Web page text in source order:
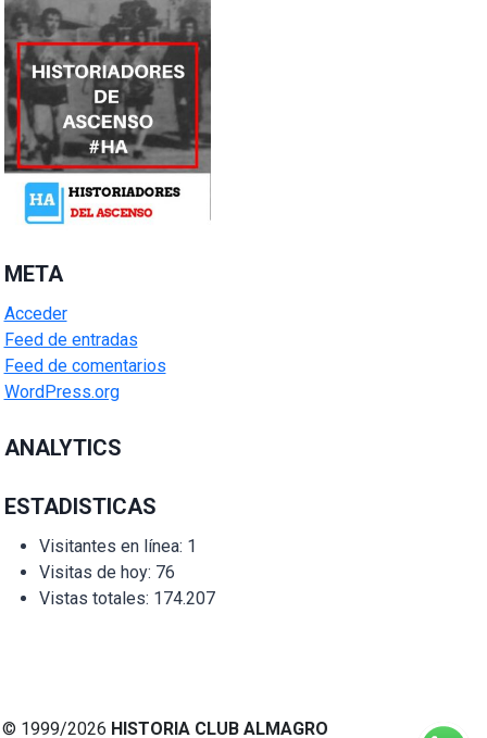
META
Acceder
Feed de entradas
Feed de comentarios
WordPress.org
ANALYTICS
ESTADISTICAS
Visitantes en línea: 1
Visitas de hoy: 76
Vistas totales: 174.207
© 1999/2026 HISTORIA CLUB ALMAGRO